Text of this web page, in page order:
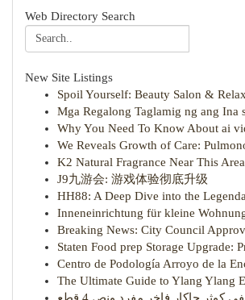
Web Directory Search
New Site Listings
Spoil Yourself: Beauty Salon &
Mga Regalong Taglamig ng ang Ina
Why You Need To Know About ai
We Reveals Growth of Care:
K2 Natural Fragrance Near This
J9九游会: 游戏体验彻底升级
HH88: A Deep Dive into the
Inneneinrichtung für kleine
Breaking News: City Council
Staten Food prep Storage Upgrade:
Centro de Podología Arroyo de la
The Ultimate Guide to Ylang Ylang